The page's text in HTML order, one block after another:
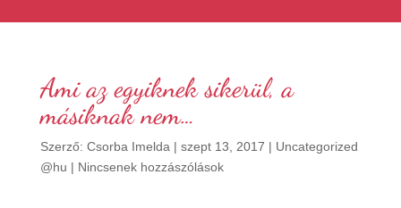
Ami az egyiknek sikerül, a
másiknak nem…
Szerző: Csorba Imelda | szept 13, 2017 | Uncategorized
@hu | Nincsenek hozzászólások